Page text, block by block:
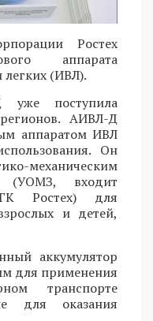
Ростех
аппарата
легких (ИВЛ).
уже поступила
АИВЛ-Д
аппаратом ИВЛ
Он
механическим
(УОМЗ, входит
Ростех) для
и детей,
аккумулятор
для применения
транспорте
оказания